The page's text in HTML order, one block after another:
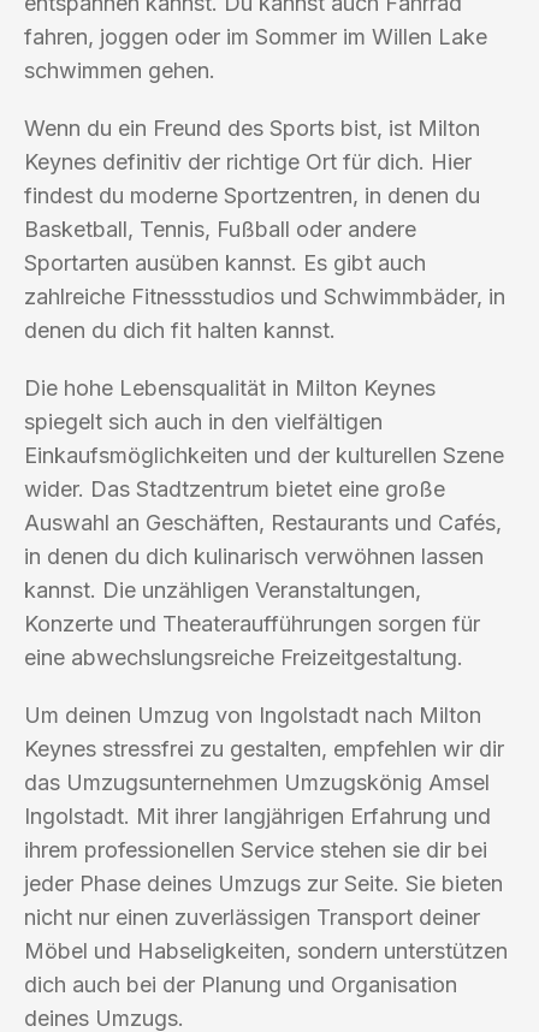
fahren, joggen oder im Sommer im Willen Lake
schwimmen gehen.
Wenn du ein Freund des Sports bist, ist Milton
Keynes definitiv der richtige Ort für dich. Hier
findest du moderne Sportzentren, in denen du
Basketball, Tennis, Fußball oder andere
Sportarten ausüben kannst. Es gibt auch
zahlreiche Fitnessstudios und Schwimmbäder, in
denen du dich fit halten kannst.
Die hohe Lebensqualität in Milton Keynes
spiegelt sich auch in den vielfältigen
Einkaufsmöglichkeiten und der kulturellen Szene
wider. Das Stadtzentrum bietet eine große
Auswahl an Geschäften, Restaurants und Cafés,
in denen du dich kulinarisch verwöhnen lassen
kannst. Die unzähligen Veranstaltungen,
Konzerte und Theateraufführungen sorgen für
eine abwechslungsreiche Freizeitgestaltung.
Um deinen Umzug von Ingolstadt nach Milton
Keynes stressfrei zu gestalten, empfehlen wir dir
das Umzugsunternehmen Umzugskönig Amsel
Ingolstadt. Mit ihrer langjährigen Erfahrung und
ihrem professionellen Service stehen sie dir bei
jeder Phase deines Umzugs zur Seite. Sie bieten
nicht nur einen zuverlässigen Transport deiner
Möbel und Habseligkeiten, sondern unterstützen
dich auch bei der Planung und Organisation
deines Umzugs.